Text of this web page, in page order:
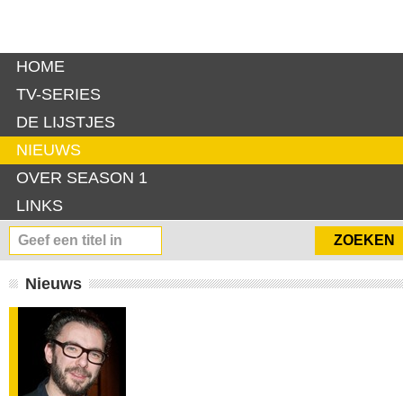
HOME
TV-SERIES
DE LIJSTJES
NIEUWS
OVER SEASON 1
LINKS
Nieuws